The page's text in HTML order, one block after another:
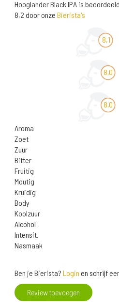
Hooglander Black IPA is
8,2 door onze Bierista's
8,1
8,0
8,0
Aroma
Zoet
Zuur
Bitter
Fruitig
Moutig
Kruidig
Body
Koolzuur
Alcohol
Intensit.
Nasmaak
Ben je Bierista? Login en schrijf
Review toevoegen